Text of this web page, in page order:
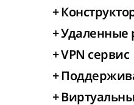
+
+Удаленные
+VPN сервис
+
+